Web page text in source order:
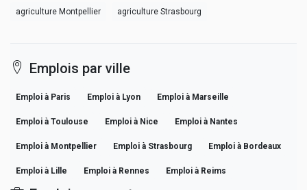
agriculture Montpellier agriculture Strasbourg
Emplois par ville
Emploi à Paris Emploi à Lyon Emploi à Marseille
Emploi à Toulouse Emploi à Nice Emploi à Nantes
Emploi à Montpellier Emploi à Strasbourg Emploi à Bordeaux
Emploi à Lille Emploi à Rennes Emploi à Reims